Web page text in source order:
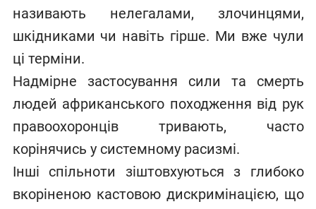
називають нелегалами, злочинцями,
шкідниками чи навіть гірше. Ми вже чули
ці терміни.
Надмірне застосування сили та смерть
людей африканського походження від рук
правоохоронців тривають, часто
корінячись у системному расизмі.
Інші спільноти зіштовхуються з глибоко
вкоріненою кастовою дискримінацією, що